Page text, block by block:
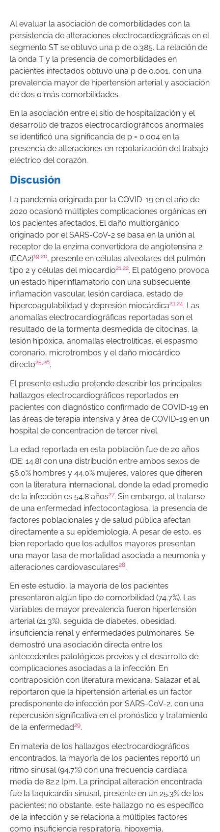
Al evaluar la asociación de comorbilidades con la
persistencia de alteraciones electrocardiográficas en el
segmento ST se obtuvo una p de 0.385. La relación de
la onda T y la presencia de comorbilidades en
pacientes infectados obtuvo una p de 0.001, con una
prevalencia mayor de hipertensión arterial y asociación
de dos o más comorbilidades.
En la asociación entre el sitio de hospitalización y el
desarrollo de trazos electrocardiográficos anormales
se identificó una significancia de p = 0.004 en la
presencia de alteraciones en repolarización del trabajo
eléctrico del corazón.
Discusión
La pandemia originada por la COVID-19 en el año de
2020 ocasionó múltiples complicaciones orgánicas en
los pacientes afectados. El daño multiorgánico
originado por el SARS-CoV-2 se basa en la unión al
receptor de la enzima convertidora de angiotensina 2
(ECA2)19,20, presente en células alveolares del pulmón
tipo 2 y células del miocardio21,22. El patógeno provoca
un estado hiperinflamatorio con una subsecuente
inflamación vascular, lesión cardiaca, estado de
hipercoagulabilidad y depresión miocárdica23,24. Las
anomalías electrocardiográficas reportadas son el
resultado de la tormenta desmedida de citocinas, la
lesión hipóxica, anomalías electrolíticas, el espasmo
coronario, microtrombos y el daño miocárdico
directo25,26.
El presente estudio pretende describir los principales
hallazgos electrocardiográficos reportados en
pacientes con diagnóstico confirmado de COVID-19 en
las áreas de terapia intensiva y área de COVID-19 en un
hospital de concentración de tercer nivel.
La edad reportada en esta población fue de 20 años
(DE: 14.8) con una distribución entre ambos sexos de
56.0% hombres y 44.0% mujeres, valores que difieren
con la literatura internacional, donde la edad promedio
de la infección es 54.8 años27. Sin embargo, al tratarse
de una enfermedad infectocontagiosa, la presencia de
factores poblacionales y de salud pública afectan
directamente a su epidemiología. A pesar de esto, es
bien reportado que los adultos mayores presentan
una mayor tasa de mortalidad asociada a neumonía y
alteraciones cardiovasculares28.
En este estudio, la mayoría de los pacientes
presentaron algún tipo de comorbilidad (74.7%). Las
variables de mayor prevalencia fueron hipertensión
arterial (21.3%), seguida de diabetes, obesidad,
insuficiencia renal y enfermedades pulmonares. Se
demostró una asociación directa entre los
antecedentes patológicos previos y el desarrollo de
complicaciones asociadas a la infección. En
contraposición con literatura mexicana, Salazar et al.
reportaron que la hipertensión arterial es un factor
predisponente de infección por SARS-CoV-2, con una
repercusión significativa en el pronóstico y tratamiento
de la enfermedad29.
En materia de los hallazgos electrocardiográficos
encontrados, la mayoría de los pacientes reportó un
ritmo sinusal (94.7%) con una frecuencia cardiaca
media de 82.2 lpm. La principal alteración encontrada
fue la taquicardia sinusal, presente en un 25.3% de los
pacientes; no obstante, este hallazgo no es específico
de la infección y se relaciona a múltiples factores
como insuficiencia respiratoria, hipoxemia,